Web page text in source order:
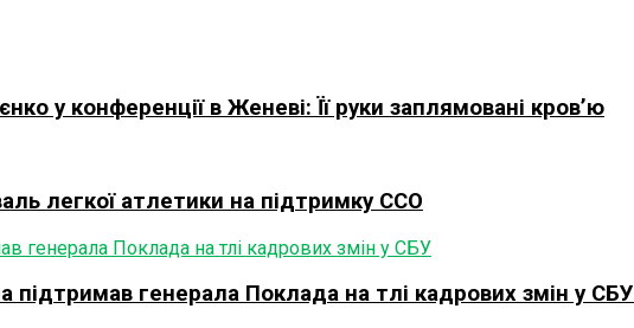
у конференції в Женеві: Її руки заплямовані кров’ю
легкої атлетики на підтримку ССО
підтримав генерала Поклада на тлі кадрових змін у СБУ